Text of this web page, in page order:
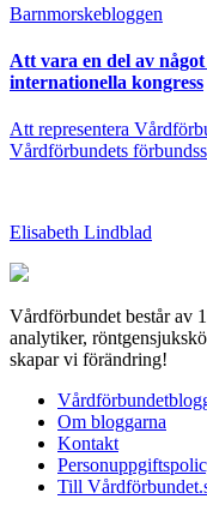
Barnmorske­bloggen
Att vara en del av
internationella kongress
Att representera
Vårdförbundets
Elisabeth Lindblad
Vårdförbundet består av
analytiker,
skapar vi förändring!
Om bloggarna
Kontakt
Till